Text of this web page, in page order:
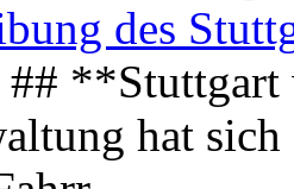
des
## **Stuttgart
hat